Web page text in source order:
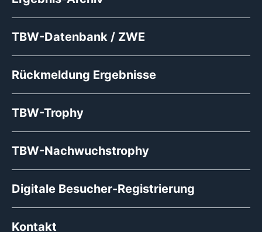
TBW-Datenbank / ZWE
Rückmeldung Ergebnisse
TBW-Trophy
TBW-Nachwuchstrophy
Digitale Besucher-Registrierung
Kontakt